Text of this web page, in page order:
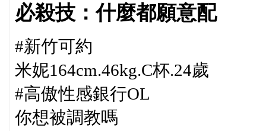
必殺技：什麼都願意配
#新竹可約
米妮164cm.46kg.C杯.24歲
#高傲性感銀行OL
你想被調教嗎